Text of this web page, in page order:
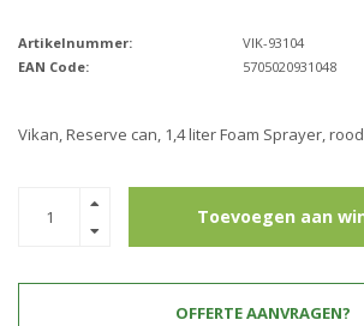
Artikelnummer:
VIK-93104
EAN Code:
5705020931048
Vikan, Reserve can, 1,4 liter Foam Sprayer, rood
Toevoegen aan
OFFERTE AANVRAGEN?